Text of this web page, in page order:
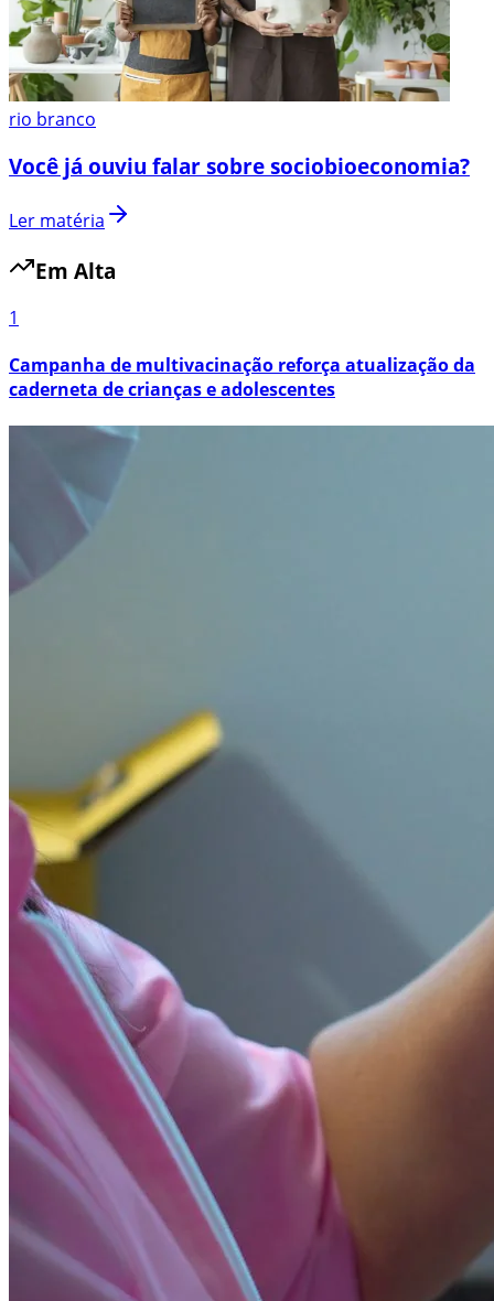
rio branco
Você já ouviu falar sobre sociobioeconomia?
Ler matéria
Em Alta
1
Campanha de multivacinação reforça atualização da
caderneta de crianças e adolescentes